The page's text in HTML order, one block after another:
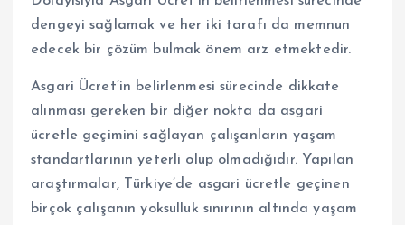
dengeyi sağlamak ve her iki tarafı da memnun
edecek bir çözüm bulmak önem arz etmektedir.
Asgari Ücret’in belirlenmesi sürecinde dikkate
alınması gereken bir diğer nokta da asgari
ücretle geçimini sağlayan çalışanların yaşam
standartlarının yeterli olup olmadığıdır. Yapılan
araştırmalar, Türkiye’de asgari ücretle geçinen
birçok çalışanın yoksulluk sınırının altında yaşam